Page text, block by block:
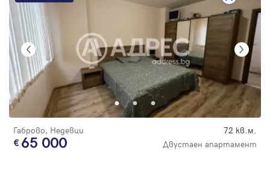
Габрово, Недевци 72 кв.м.
65 000 Двустаен апартамент